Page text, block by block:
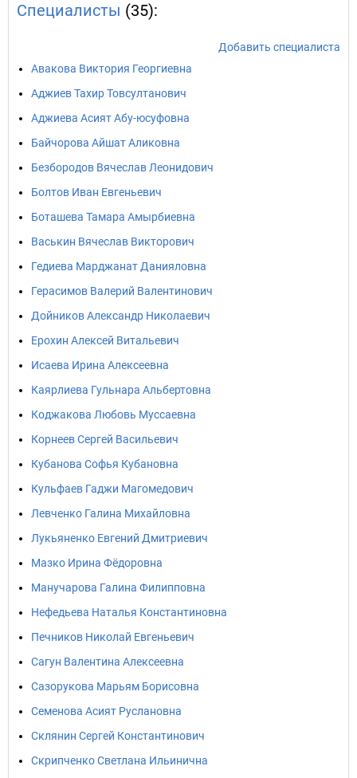
Специалисты (35):
Добавить специалиста
Авакова Виктория Георгиевна
Аджиев Тахир Товсултанович
Аджиева Асият Абу-юсуфовна
Байчорова Айшат Аликовна
Безбородов Вячеслав Леонидович
Болтов Иван Евгеньевич
Боташева Тамара Амырбиевна
Васькин Вячеслав Викторович
Гедиева Марджанат Данияловна
Герасимов Валерий Валентинович
Дойников Александр Николаевич
Ерохин Алексей Витальевич
Исаева Ирина Алексеевна
Каярлиева Гульнара Альбертовна
Коджакова Любовь Муссаевна
Корнеев Сергей Васильевич
Кубанова Софья Кубановна
Кульфаев Гаджи Магомедович
Левченко Галина Михайловна
Лукьяненко Евгений Дмитриевич
Мазко Ирина Фёдоровна
Манучарова Галина Филипповна
Нефедьева Наталья Константиновна
Печников Николай Евгеньевич
Сагун Валентина Алексеевна
Сазорукова Марьям Борисовна
Семенова Асият Руслановна
Склянин Сергей Константинович
Скрипченко Светлана Ильинична